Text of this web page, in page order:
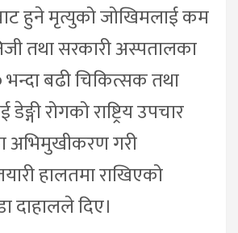
हुने मृत्युको जोखिमलाई कम
तथा सरकारी अस्पतालका
बढी चिकित्सक तथा
रोगको राष्ट्रिय उपचार
अभिमुखीकरण गरी
हालतमा राखिएको
दाहालले दिए।